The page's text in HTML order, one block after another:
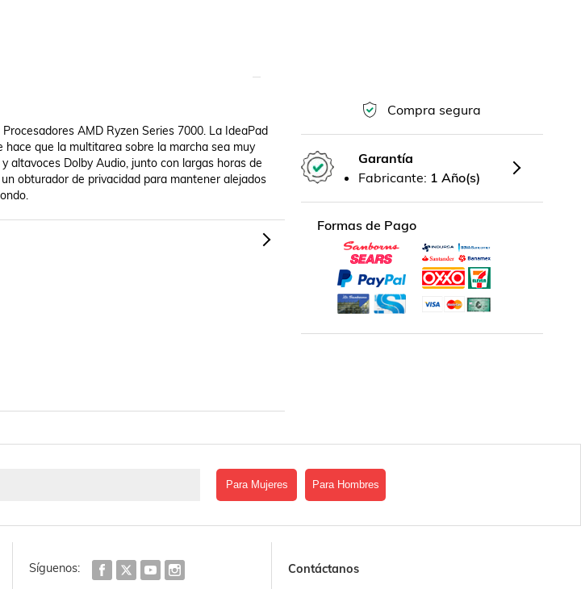
AMD Ryzen Series 7000. La IdeaPad
que la multitarea sobre la marcha sea muy
altavoces Dolby Audio, junto con largas horas de
obturador de privacidad para mantener alejados
Compra segura
Garantía
Fabricante: 1 Año(s)
Formas de Pago
Para Mujeres Para Hombres
Síguenos: Contáctanos